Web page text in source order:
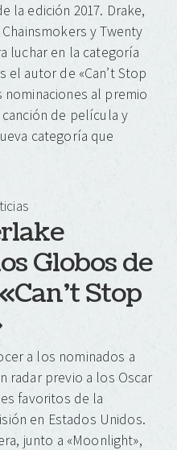
la edición 2017. Drake,
y Twenty
luchar en la categoría
el autor de «Can’t Stop
al premio
de película y
categoría que
Globos de
Stop
a los nominados a
radar previo a los Oscar
favoritos de la
en Estados Unidos.
junto a «Moonlight»,